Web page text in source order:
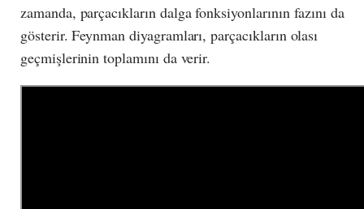
zamanda, parçacıkların dalga fonksiyonlarının fazını da
gösterir. Feynman diyagramları, parçacıkların olası
geçmişlerinin toplamını da verir.